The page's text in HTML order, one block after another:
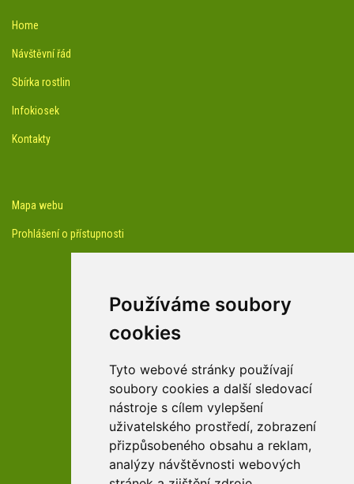
Používáme soubory
cookies
Tyto webové stránky používají
soubory cookies a další sledovací
nástroje s cílem vylepšení
uživatelského prostředí, zobrazení
přizpůsobeného obsahu a reklam,
analýzy návštěvnosti webových
Home
Návštěvní řád
Sbírka rostlin
Infokiosek
Kontakty
Mapa webu
Prohlášení o přístupnosti
Youtube kanál arboreta